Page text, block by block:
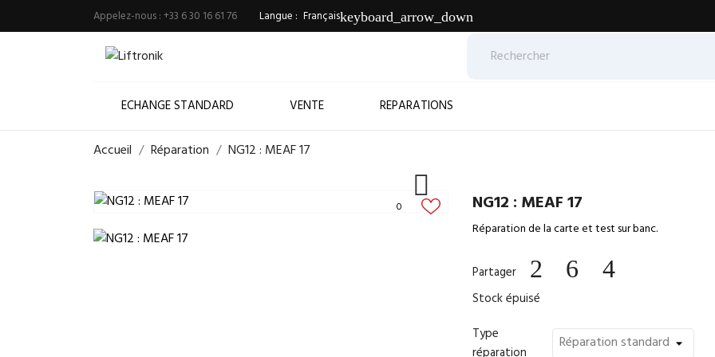
Appelez-nous :+33 6 30 16 61 76 Langue : Françaiskeyboard_arrow_down
ECHANGE STANDARD VENTE REPARATIONS
Accueil Réparation NG12 : MEAF 17

0 NG12 : MEAF 17
Réparation de la carte et test sur banc.
Partager
Stock épuisé
Type
réparation